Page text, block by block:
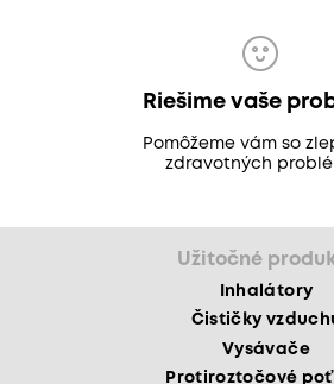
Riešime vaše
Pomôžeme vám so
zdravotných
Užitočné
Inhalátory
Čističky
Vysávače
Protiroztočové